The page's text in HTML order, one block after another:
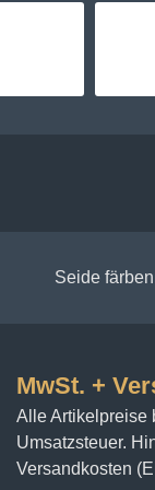
Seide färben
MwSt. +
Alle Artikelpreise
Umsatzsteuer.
Versandkosten